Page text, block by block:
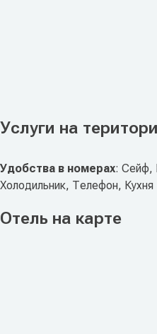
Услуги на
Удобства в номерах: Сейф,
Холодильник, Телефон, Кухня
Отель на карте